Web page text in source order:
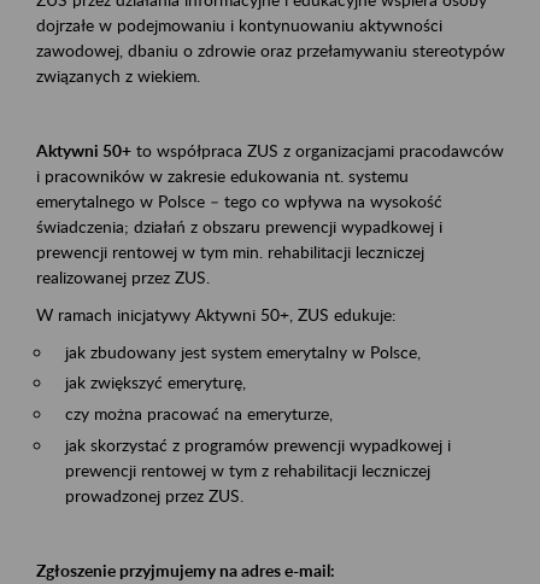
dojrzałe w podejmowaniu i kontynuowaniu aktywności
zawodowej, dbaniu o zdrowie oraz przełamywaniu stereotypów
związanych z wiekiem.
Aktywni 50+ to współpraca ZUS z organizacjami pracodawców
i pracowników w zakresie edukowania nt. systemu
emerytalnego w Polsce – tego co wpływa na wysokość
świadczenia; działań z obszaru prewencji wypadkowej i
prewencji rentowej w tym min. rehabilitacji leczniczej
realizowanej przez ZUS.
W ramach inicjatywy Aktywni 50+, ZUS edukuje:
jak zbudowany jest system emerytalny w Polsce,
jak zwiększyć emeryturę,
czy można pracować na emeryturze,
jak skorzystać z programów prewencji wypadkowej i
prewencji rentowej w tym z rehabilitacji leczniczej
prowadzonej przez ZUS.
Zgłoszenie przyjmujemy na adres e-mail: